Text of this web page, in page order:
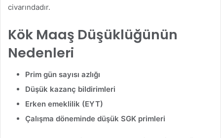
civarındadır.
Kök Maaş Düşüklüğünün
Nedenleri
Prim gün sayısı azlığı
Düşük kazanç bildirimleri
Erken emeklilik (EYT)
Çalışma döneminde düşük SGK primleri